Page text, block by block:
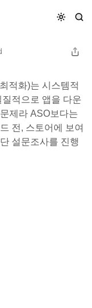
서
적화)는 시스템적
적으로 앱을 다운
제라 ASO보다는
전, 스토어에 보여
설문조사를 진행